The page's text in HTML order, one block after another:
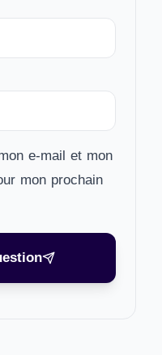
e-mail et mon
mon prochain